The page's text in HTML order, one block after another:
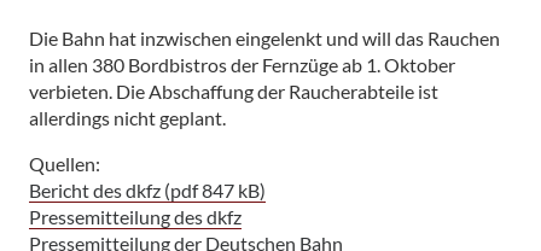
Die Bahn hat inzwischen eingelenkt und will das Rauchen
in allen 380 Bordbistros der Fernzüge ab 1. Oktober
verbieten. Die Abschaffung der Raucherabteile ist
allerdings nicht geplant.
Quellen:
Bericht des dkfz (pdf 847 kB)
Pressemitteilung des dkfz
Pressemitteilung der Deutschen Bahn